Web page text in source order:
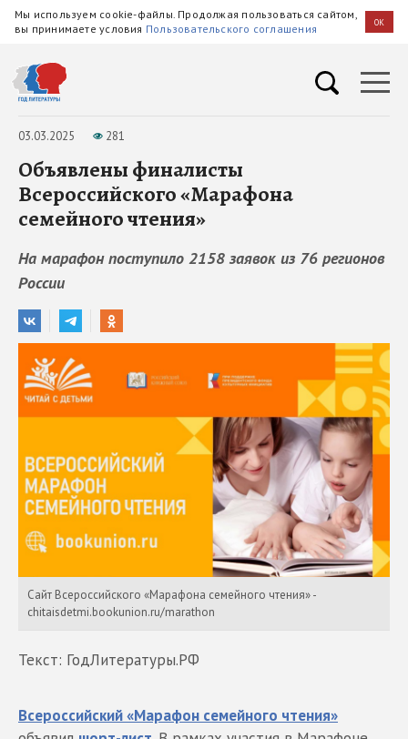
Мы используем cookie-файлы. Продолжая пользоваться сайтом,
вы принимаете условия Пользовательского соглашения OK
03.03.2025 281
Объявлены финалисты
Всероссийского «Марафона
семейного чтения»
На марафон поступило 2158 заявок из 76 регионов
России
Сайт Всероссийского «Марафона семейного чтения» -
chitaisdetmi.bookunion.ru/marathon
Текст: ГодЛитературы.РФ
Всероссийский «Марафон семейного чтения»